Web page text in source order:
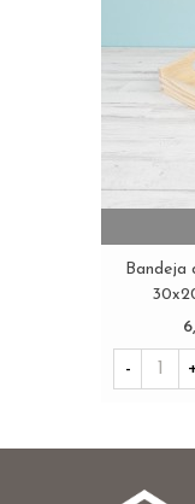
Bandeja
- +